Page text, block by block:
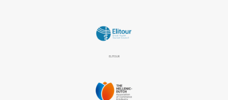
ELITOUR